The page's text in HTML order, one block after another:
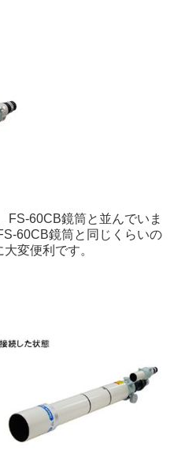
FS-60CB鏡筒と並んでいま
60CB鏡筒と同じくらいの
変便利です。